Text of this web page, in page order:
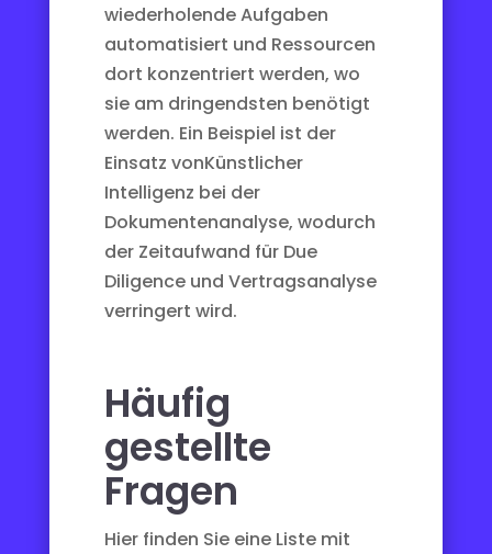
wiederholende Aufgaben
automatisiert und Ressourcen
dort konzentriert werden, wo
sie am dringendsten benötigt
werden. Ein Beispiel ist der
Einsatz vonKünstlicher
Intelligenz bei der
Dokumentenanalyse, wodurch
der Zeitaufwand für Due
Diligence und Vertragsanalyse
verringert wird.
Häufig
gestellte
Fragen
Hier finden Sie eine Liste mit